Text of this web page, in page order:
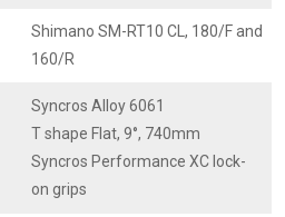
Shimano SM-RT10 CL, 180/F and
160/R
Syncros Alloy 6061
T shape Flat, 9°, 740mm
Syncros Performance XC lock-
on grips